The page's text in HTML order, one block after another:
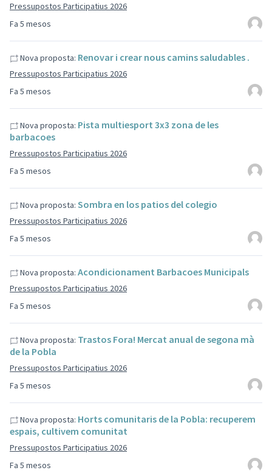
Fa 5 mesos
Pressupostos Participatius 2026
Fa 5 mesos
Nova proposta: Renovar i crear nous camins saludables .
Pressupostos Participatius 2026
Fa 5 mesos
Nova proposta: Pista multiesport 3x3 zona de les
barbacoes
Pressupostos Participatius 2026
Fa 5 mesos
Nova proposta: Sombra en los patios del colegio
Pressupostos Participatius 2026
Fa 5 mesos
Nova proposta: Acondicionament Barbacoes Municipals
Pressupostos Participatius 2026
Fa 5 mesos
Nova proposta: Trastos Fora! Mercat anual de segona mà
de la Pobla
Pressupostos Participatius 2026
Fa 5 mesos
Nova proposta: Horts comunitaris de la Pobla: recuperem
espais, cultivem comunitat
Pressupostos Participatius 2026